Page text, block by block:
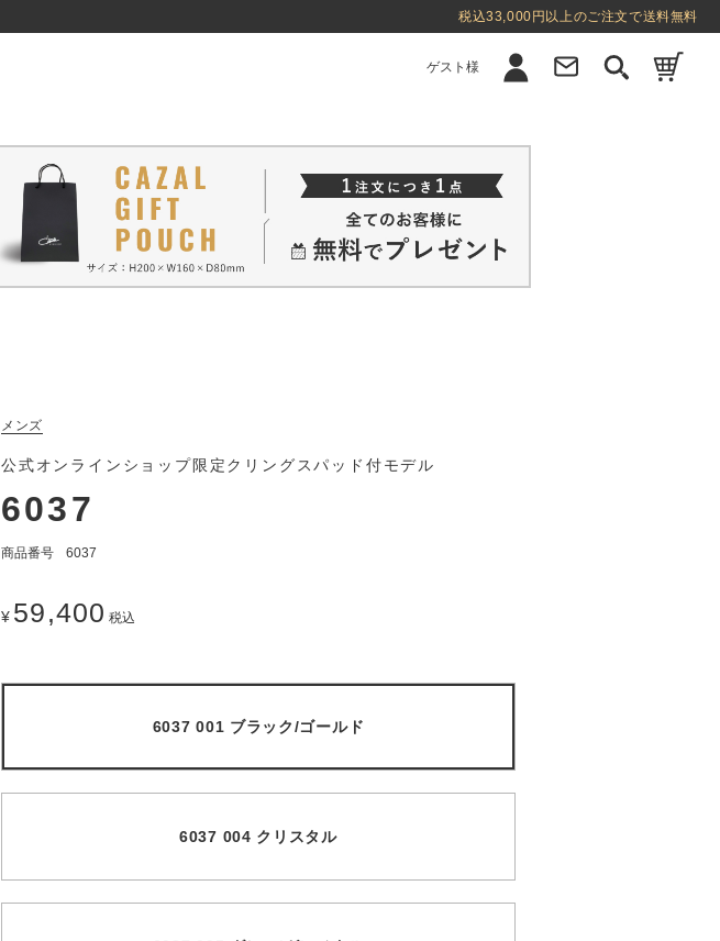
税込33,000円以上のご注文で送料無料
ゲスト様
メンズ
公式オンラインショップ限定クリングスパッド付モデル
6037
商品番号 6037
¥ 59,400 税込
6037 001 ブラック/ゴールド
6037 004 クリスタル